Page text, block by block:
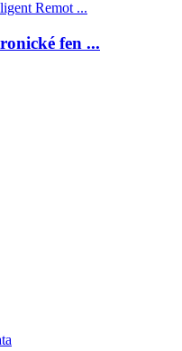
fen ...